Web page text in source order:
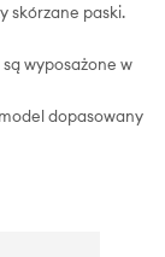
skórzane paski.
wyposażone w
dopasowany